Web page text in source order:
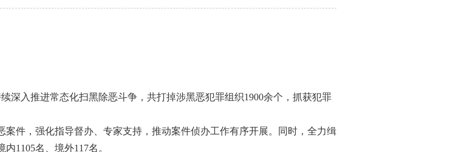
入推进常态化扫黑除恶斗争，共打掉涉黑恶犯罪组织1900余个，抓获犯罪
件，强化指导督办、专家支持，推动案件侦办工作有序开展。同时，全力缉
1105名、境外117名。